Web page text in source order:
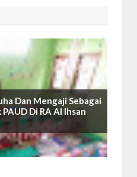
Dan Mengaji Sebagai
Di RA Al Ihsan